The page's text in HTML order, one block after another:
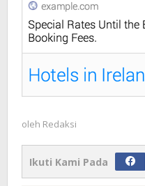
oleh Redaksi
Ikuti Kami Pada